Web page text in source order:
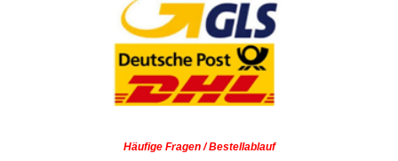
Häufige Fragen / Bestellablauf